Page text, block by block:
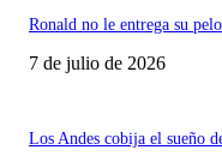
Ronald no le entrega su
7 de julio de 2026
Los Andes cobija el sueño